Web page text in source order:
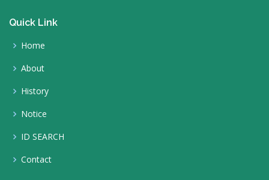
Quick Link
Home
About
History
Notice
ID SEARCH
Contact